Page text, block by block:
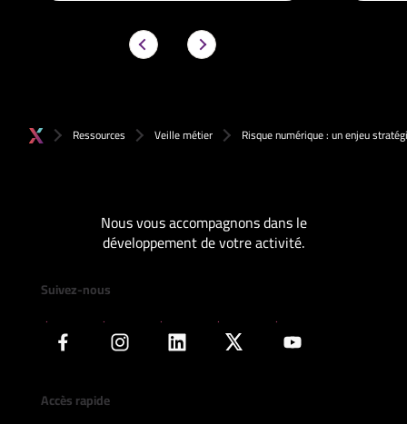
Ressources Veille métier Risque numérique : un enjeu
Nous vous accompagnons dans le
développement de votre activité.
Suivez-nous
Accès rapide